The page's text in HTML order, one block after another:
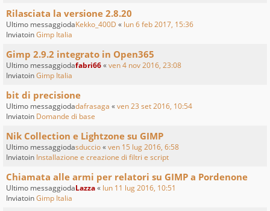
Rilasciata la versione 2.8.20
Ultimo messaggiodaKekko_400D « lun 6 feb 2017, 15:36
InviatoinGimp Italia
Gimp 2.9.2 integrato in Open365
Ultimo messaggiodafabri66«ven 4 nov 2016, 23:08
InviatoinGimp Italia
bit di precisione
Ultimo messaggiodadafrasaga «ven 23 set 2016, 10:54
Inviatoin Domande di base
Nik Collection e Lightzone su GIMP
Ultimo messaggiodasduccio«ven 15 lug 2016, 6:58
Inviatoin Installazione e creazione di filtri e script
Chiamata alle armi per relatori su GIMP a Pordenone
Ultimo messaggiodaLazza« lun 11 lug 2016, 10:51
InviatoinGimp Italia